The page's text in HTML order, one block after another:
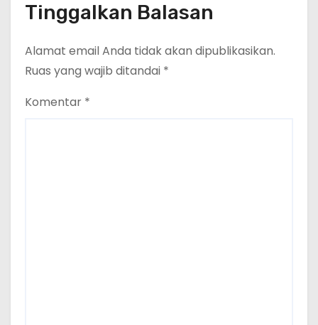
Tinggalkan Balasan
Alamat email Anda tidak akan dipublikasikan.
Ruas yang wajib ditandai *
Komentar *